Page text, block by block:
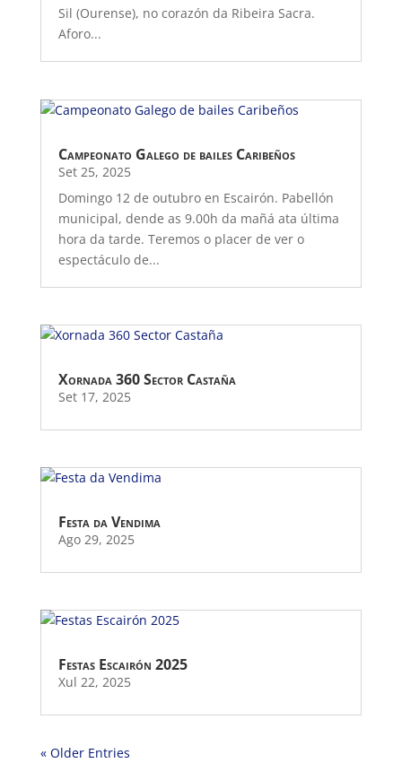
Sil (Ourense), no corazón da Ribeira Sacra.
Aforo...
Campeonato Galego de bailes Caribeños
Set 25, 2025
Domingo 12 de outubro en Escairón. Pabellón
municipal, dende as 9.00h da mañá ata última
hora da tarde. Teremos o placer de ver o
espectáculo de...
Xornada 360 Sector Castaña
Set 17, 2025
Festa da Vendima
Ago 29, 2025
Festas Escairón 2025
Xul 22, 2025
« Older Entries